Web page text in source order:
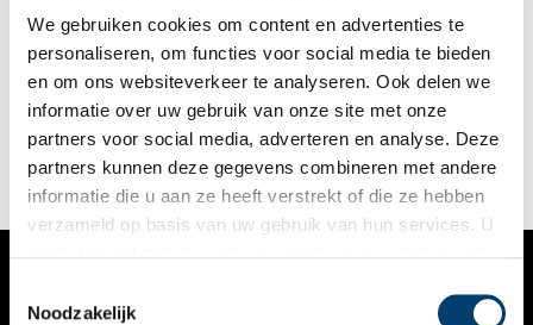
We gebruiken cookies om content en advertenties te
personaliseren, om functies voor social media te bieden
en om ons websiteverkeer te analyseren. Ook delen we
informatie over uw gebruik van onze site met onze
partners voor social media, adverteren en analyse. Deze
partners kunnen deze gegevens combineren met andere
informatie die u aan ze heeft verstrekt of die ze hebben
verzameld op basis van uw gebruik van hun services. U
Noodzakelijk
Stadsarchief Amsterdam besteedt aandacht aan veertien
componisten die in de Tweede Wereldoorlog werden vervolgd
of vermoord. ‘Die componisten krijgen we niet meer terug,
maar hun muziek moet klinken,’ vindt samensteller Eleonore
Pameijer.
VERHALEN